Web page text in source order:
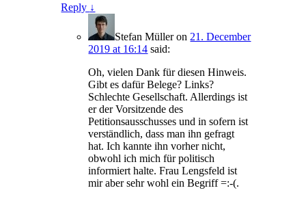
Reply ↓
Stefan Mülleron 21. December
2019 at 16:14 said:
Oh, vielen Dank für diesen Hinweis.
Gibt es dafür Belege? Links?
Schlechte Gesellschaft. Allerdings ist
er der Vorsitzende des
Petitionsausschusses und in sofern ist
verständlich, dass man ihn gefragt
hat. Ich kannte ihn vorher nicht,
obwohl ich mich für politisch
informiert halte. Frau Lengsfeld ist
mir aber sehr wohl ein Begriff =:-(.